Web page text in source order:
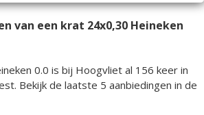
van een krat 24x0,30 Heineken
0.0 is bij Hoogvliet al 156 keer in
Bekijk de laatste 5 aanbiedingen in de